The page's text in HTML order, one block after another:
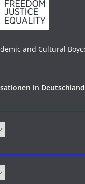
in Deutschland